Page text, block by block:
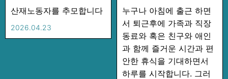
의 생명과 안전은 시혜가 아니라 권리다. 산업재해를
줄이는 가장 확실한 길은 노동자의 참여다. 민주노총
은 노동자 참여가 실질적으로 보장되는 일터를 만들기
2026년 4월, 우리는 추모를 넘어 구조를 바꾸는 투쟁
산재노동자를 추모합니다
2026.04.23
누구나 아침에 출근 하면
서 퇴근후에 가족과 직장
동료와 혹은 친구와 애인
과 함께 즐거운 시간과 편
안한 휴식을 기대하면서
하루를 시작합니다. 그러